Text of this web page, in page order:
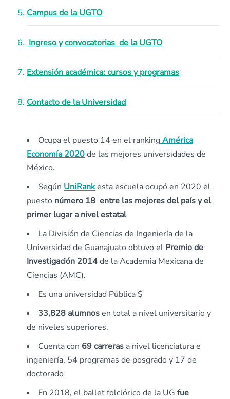
Campus de la UGTO
Ingreso y convocatorias de la UGTO
Extensión académica: cursos y programas
Contacto de la Universidad
Ocupa el puesto 14 en el rankingAmérica
Economía 2020de las mejores universidades de
México.
Según UniRankesta escuela ocupó en 2020 el
puesto número 18 entre las mejores del país y el
primer lugar a nivel estatal
La División de Ciencias de Ingeniería de la
Universidad de Guanajuato obtuvo el Premio de
Investigación 2014de la Academia Mexicana de
Ciencias (AMC).
Es una universidad Pública $
33,828 alumnosen total a nivel universitario y
de niveles superiores.
Cuenta con 69 carreras a nivel licenciatura e
ingeniería, 54 programas de posgrado y 17 de
doctorado
En 2018, el ballet folclórico de la UG fue